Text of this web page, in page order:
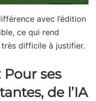
avec l’édition
ce qui rend
très difficile à justifier.
Pour ses
de l’IA